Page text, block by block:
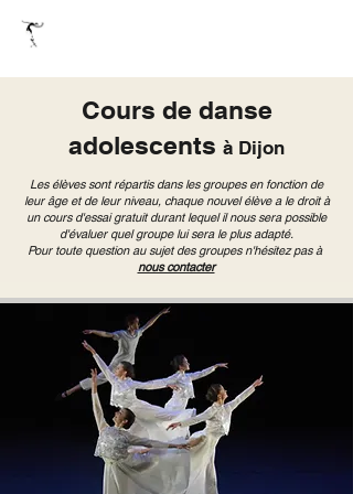
Cours de danse
adolescents à Dijon
Les élèves sont répartis dans les groupes en fonction de
leur âge et de leur niveau, chaque nouvel élève a le droit à
un cours d'essai gratuit durant lequel il nous sera possible
d'évaluer quel groupe lui sera le plus adapté.
Pour toute question au sujet des groupes n'hésitez pas à
nous contacter